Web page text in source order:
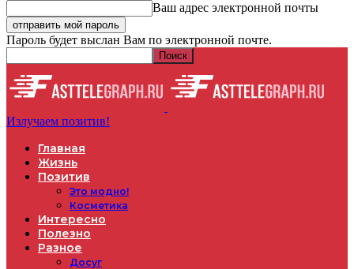
Ваш адрес электронной почты
Пароль будет выслан Вам по электронной почте.
Излучаем позитив!
Главная
Жизнь
Позитив
Это модно!
Косметика
Интересно
Полезно
Разное
Досуг